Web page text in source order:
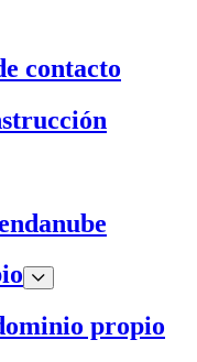
contacto
propio